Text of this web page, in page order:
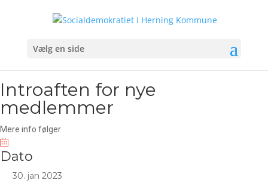
Vælg en side
Introaften for nye
medlemmer
Mere info følger
Dato
30. jan 2023